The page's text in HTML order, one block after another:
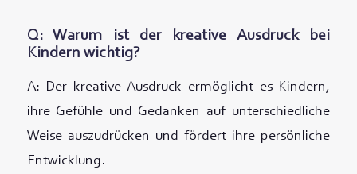
Q: Warum ist der kreative Ausdruck bei
Kindern wichtig?
A: Der kreative Ausdruck ermöglicht es Kindern,
ihre Gefühle und Gedanken auf unterschiedliche
Weise auszudrücken und fördert ihre persönliche
Entwicklung.